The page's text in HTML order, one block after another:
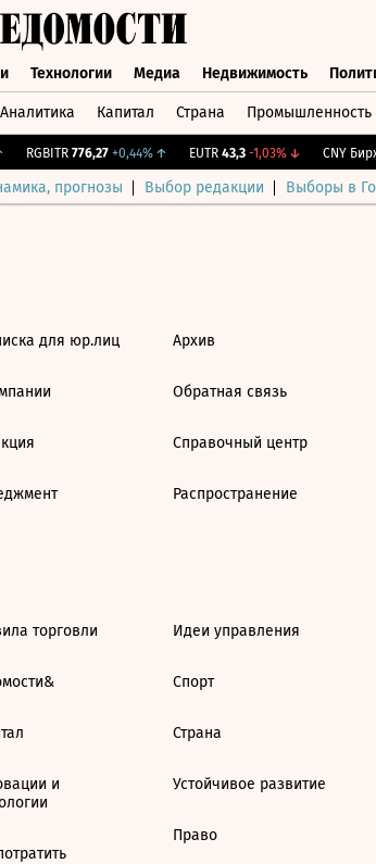
Технологии Медиа Недвижимость
Аналитика Капитал Страна Промышленность
RGBITR 776,27 +0,44%↑ EUTR 43,3 -1,03%↓ CNY Бирж.
прогнозы Выбор редакции Выборы в
для юр.лиц Архив
Обратная связь
Справочный центр
Распространение
торговли
и
Идеи управления
Спорт
Страна
Устойчивое развитие
Право